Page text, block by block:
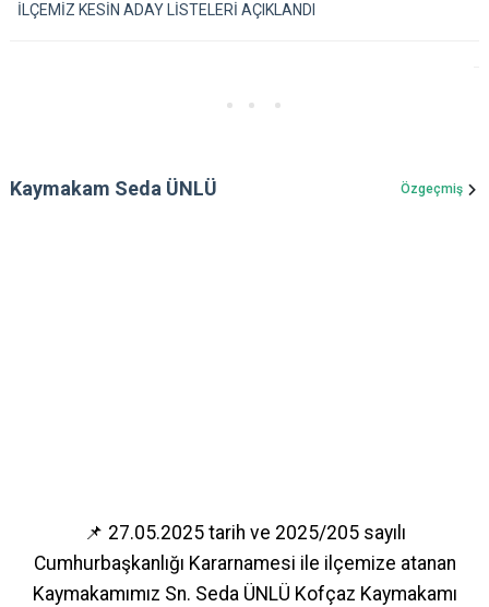
İLÇEMİZ KESİN ADAY LİSTELERİ AÇIKLANDI
Kaymakam Seda ÜNLÜ Özgeçmiş
📌 27.05.2025 tarih ve 2025/205 sayılı
Cumhurbaşkanlığı Kararnamesi ile ilçemize atanan
Kaymakamımız Sn. Seda ÜNLÜ Kofçaz Kaymakamı